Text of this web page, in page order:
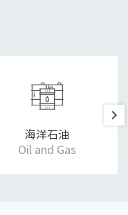
海洋石油
Oil and Gas